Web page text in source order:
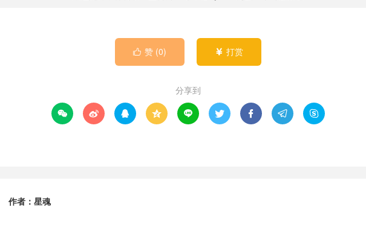
 赞 (0)  打赏
分享到
        
作者： 星魂